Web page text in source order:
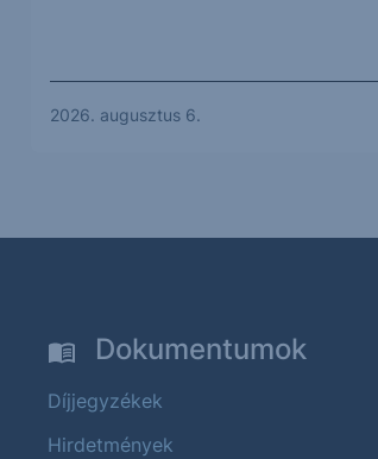
2026. augusztus 6.
Dokumentumok
Díjjegyzékek
Hirdetmények